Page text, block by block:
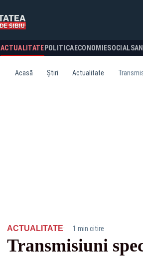
ACTUALITATE POLITICA ECONOMIESOCIAL
Acasă Știri Actualitate
ACTUALITATE· 1 min citire
Transmisiuni